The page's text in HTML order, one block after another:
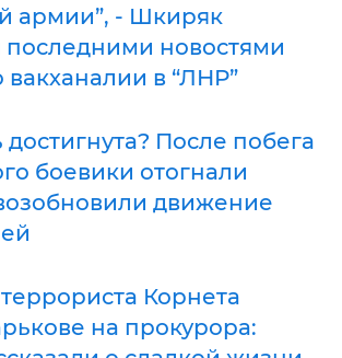
армии”, - Шкиряк
последними новостями
вакханалии в “ЛНР”
После побега
боевики отогнали
движение
Корнета
на прокурора: